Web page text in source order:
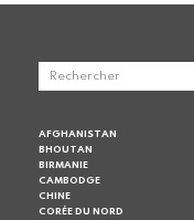
AFGHANISTAN
BHOUTAN
BIRMANIE
CAMBODGE
CHINE
CORÉE DU NORD